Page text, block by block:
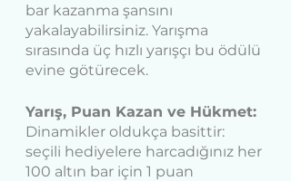
bar kazanma şansını
yakalayabilirsiniz. Yarışma
sırasında üç hızlı yarışçı bu ödülü
evine götürecek.
Yarış, Puan Kazan ve Hükmet:
Dinamikler oldukça basittir:
seçili hediyelere harcadığınız her
100 altın bar için 1 puan